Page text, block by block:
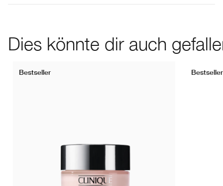
Dies könnte dir auch
Bestseller Bestseller